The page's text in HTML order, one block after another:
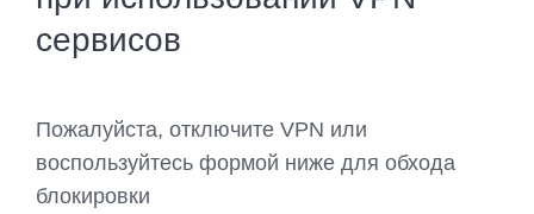
сервисов
Пожалуйста, отключите VPN или
воспользуйтесь формой ниже для обхода
блокировки